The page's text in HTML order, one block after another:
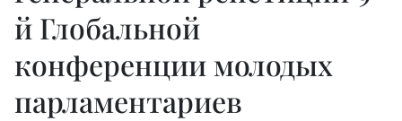
й Глобальной
конференции молодых
парламентариев